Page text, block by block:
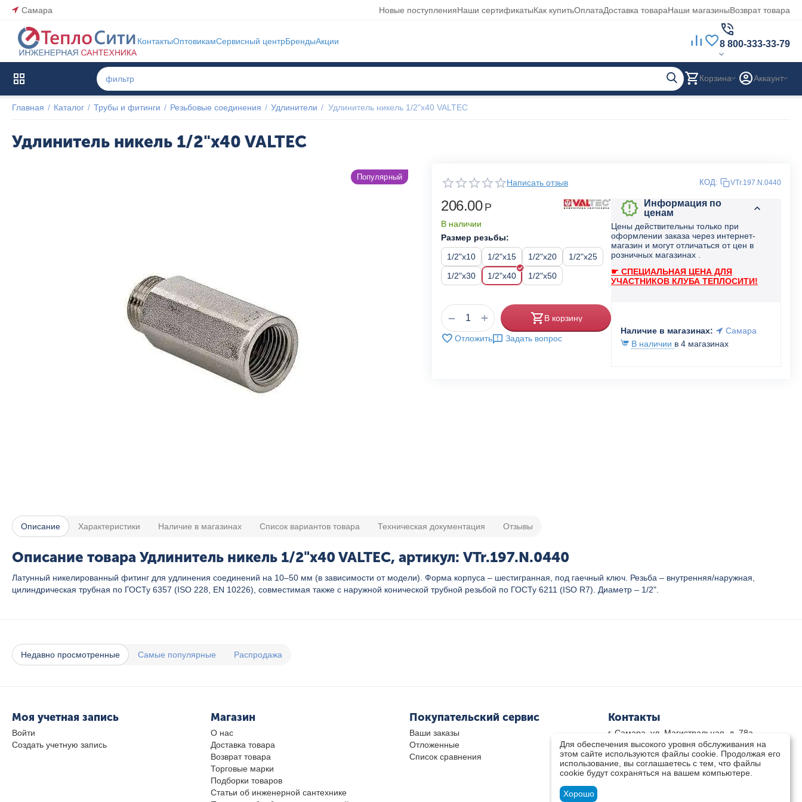
Самара Новые поступленияНаши сертификатыКак купитьОплатаДоставка товараНаши магазиныВозврат товара
КонтактыОптовикамСервисный центрБрендыАкции 8 800-333-33-79
Корзина Аккаунт
Главная / Каталог / Трубы и фитинги / Резьбовые соединения / Удлинители / Удлинитель никель 1/2"x40 VALTEC
Удлинитель никель 1/2"x40 VALTEC
Популярный
Написать отзыв КОД: VTr.197.N.0440
206.00 Р
В наличии
Размер резьбы:
1/2"x10
1/2"x15 1/2"x20
1/2"x25
1/2"x30
1/2"x40 1/2"x50
+
− В корзину
Отложить Задать вопрос
Информация по
ценам
Цены действительны только при
оформлении заказа через интернет-
магазин и могут отличаться от цен в
розничных магазинах .
☛ СПЕЦИАЛЬНАЯ ЦЕНА ДЛЯ
УЧАСТНИКОВ КЛУБА ТЕПЛОСИТИ!
Наличие в магазинах:
Самара
В наличии в 4 магазинах
Описание Характеристики Наличие в магазинах Список вариантов товара Техническая документация Отзывы
Описание товара Удлинитель никель 1/2"x40 VALTEC, артикул: VTr.197.N.0440
Латунный никелированный фитинг для удлинения соединений на 10–50 мм (в зависимости от модели). Форма корпуса – шестигранная, под гаечный ключ. Резьба – внутренняя/наружная,
цилиндрическая трубная по ГОСТу 6357 (ISO 228, EN 10226), совместимая также с наружной конической трубной резьбой по ГОСТу 6211 (ISO R7). Диаметр – 1/2".
Недавно просмотренные Самые популярные Распродажа
Моя учетная запись
Войти
Создать учетную запись
Магазин
О нас
Доставка товара
Возврат товара
Торговые марки
Подборки товаров
Статьи об инженерной сантехнике
Покупательский сервис
Ваши заказы
Отложенные
Список сравнения
Контакты
г. Самара, ул. Магистральная, д. 78а
8 800-333-33-79(звонок бесплатный)
8(846)-211-03-15
Пн-Пт 8.30 - 17.30 Сб 9.00 - 16.00
zakaz@teplocity.com
Для обеспечения высокого уровня обслуживания на
этом сайте используются файлы cookie. Продолжая его
использование, вы соглашаетесь с тем, что файлы
cookie будут сохраняться на вашем компьютере.
Хорошо